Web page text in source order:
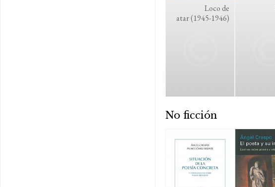
Loco de
atar (1945-1946)
No ficción